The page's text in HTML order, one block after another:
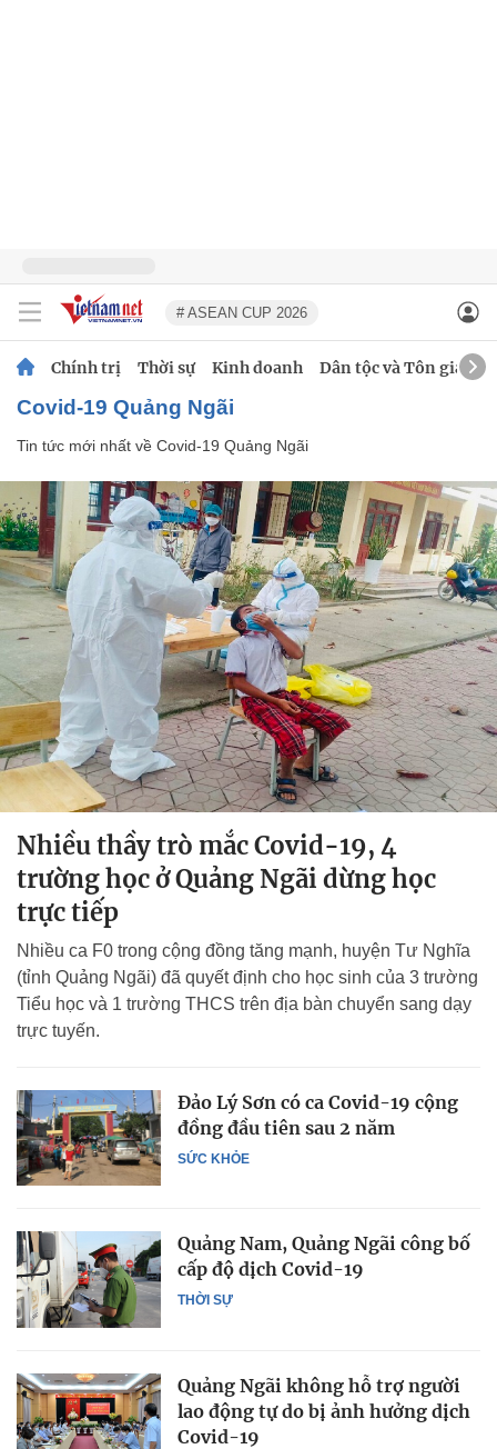
# ASEAN CUP 2026
Chính trị Thời sự Kinh doanh Dân tộc và Tôn giáo
Covid-19 Quảng Ngãi
Tin tức mới nhất về Covid-19 Quảng Ngãi
Nhiều thầy trò mắc Covid-19, 4
trường học ở Quảng Ngãi dừng học
trực tiếp
Nhiều ca F0 trong cộng đồng tăng mạnh, huyện Tư Nghĩa
(tỉnh Quảng Ngãi) đã quyết định cho học sinh của 3 trường
Tiểu học và 1 trường THCS trên địa bàn chuyển sang dạy
trực tuyến.
SỨC KHỎE
Đảo Lý Sơn có ca Covid-19 cộng
đồng đầu tiên sau 2 năm
THỜI SỰ
Quảng Nam, Quảng Ngãi công bố
cấp độ dịch Covid-19
Quảng Ngãi không hỗ trợ người
lao động tự do bị ảnh hưởng dịch
Covid-19